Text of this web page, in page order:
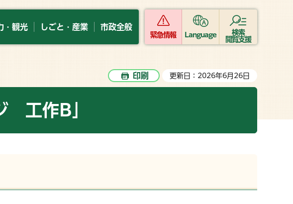
・観光 しごと・産業 市政全般
緊急情報 Language
検索
閲覧支援
印刷 更新日：2026年6月26日
工作B」